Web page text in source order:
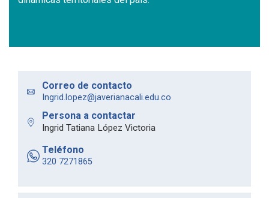
Correo de contacto
Ingrid.lopez@javerianacali.edu.co
Persona a contactar
Ingrid Tatiana López Victoria
Teléfono
320 7271865